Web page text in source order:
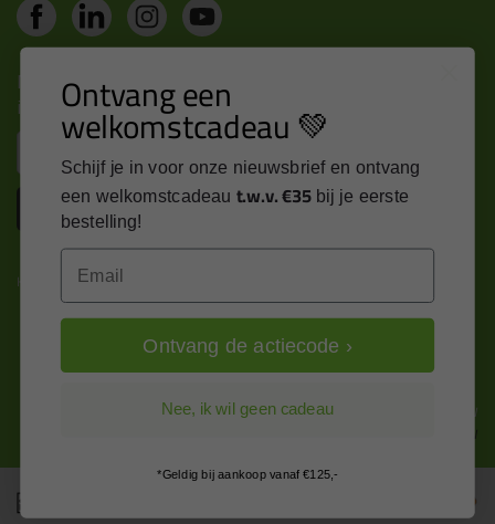
Nieuws, tips en exclusieve deals rechtstreeks in je
inbox
Inschrijven
Kitcentrum is trots op:
Alle prijzen zijn in EURO en excl. 21% BTW
wijzig naar incl. BTW
Ontvang een
welkomstcadeau 💚
Schijf je in voor onze nieuwsbrief en ontvang
een welkomstcadeau t.w.v. €35 bij je eerste
bestelling!
Email
Ontvang de actiecode ›
Nee, ik wil geen cadeau
*Geldig bij aankoop vanaf €125,-